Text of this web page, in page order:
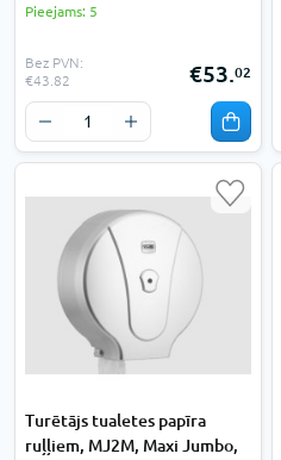
Pieejams: 5
Bez PVN:
€43.82
€53.02
Turētājs tualetes papīra
ruļļiem, MJ2M, Maxi Jumbo,